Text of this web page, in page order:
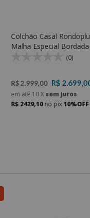
Colchão Casal
Malha Especial Bordada
D33 e Espuma D23 Soft
(0)
R$ 2.999,00 R$
em até 10X sem juros
R$ 2429,10no pix10%OFF